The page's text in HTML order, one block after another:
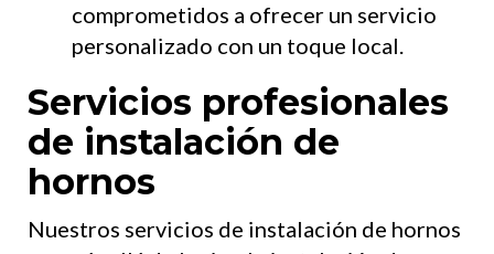
comprometidos a ofrecer un servicio
personalizado con un toque local.
Servicios profesionales
de instalación de
hornos
Nuestros servicios de instalación de hornos